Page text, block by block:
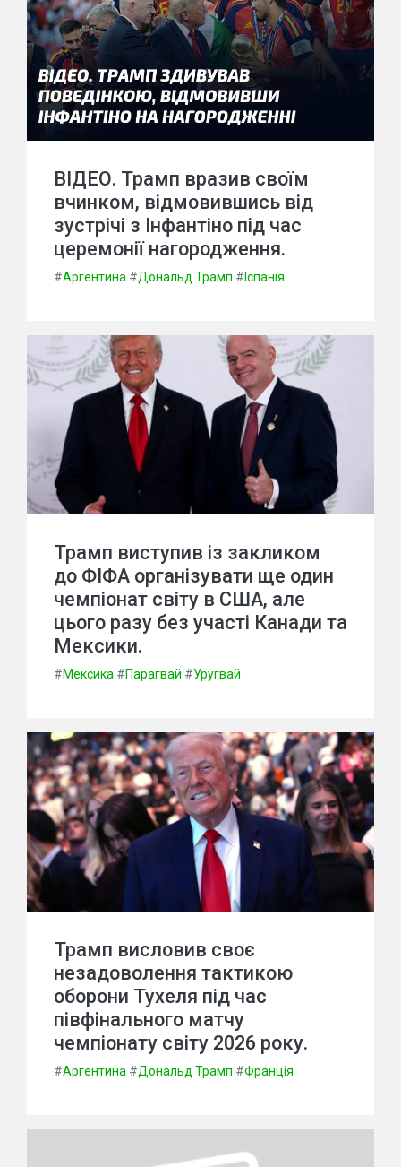
ВІДЕО. Трамп вразив своїм
вчинком, відмовившись від
зустрічі з Інфантіно під час
церемонії нагородження.
#Аргентина #Дональд Трамп # Іспанія
Трамп виступив із закликом
до ФІФА організувати ще один
чемпіонат світу в США, але
цього разу без участі Канади та
Мексики.
#Мексика #Парагвай #Уругвай
Трамп висловив своє
незадоволення тактикою
оборони Тухеля під час
півфінального матчу
чемпіонату світу 2026 року.
#Аргентина #Дональд Трамп #Франція